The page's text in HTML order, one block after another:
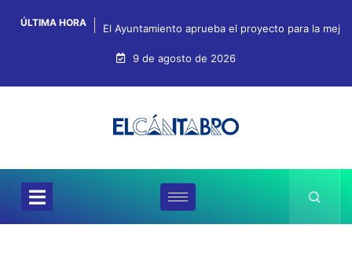
ÚLTIMA HORA El Ayuntamiento aprueba el proyecto para la
9 de agosto de 2026